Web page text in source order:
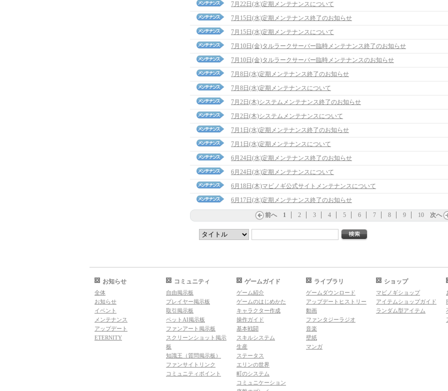
7月22日(水)定期メンテナンスについて
7月15日(水)定期メンテナンス終了のお知らせ
7月15日(水)定期メンテナンスについて
7月10日(金)タルラークサーバー臨時メンテナンス終了のお知らせ
7月10日(金)タルラークサーバー臨時メンテナンスのお知らせ
7月8日(水)定期メンテナンス終了のお知らせ
7月8日(水)定期メンテナンスについて
7月2日(木)システムメンテナンス終了のお知らせ
7月2日(木)システムメンテナンスについて
7月1日(水)定期メンテナンス終了のお知らせ
7月1日(水)定期メンテナンスについて
6月24日(水)定期メンテナンス終了のお知らせ
6月24日(水)定期メンテナンスについて
6月18日(木)マビノギ公式サイトメンテナンスについて
6月17日(水)定期メンテナンス終了のお知らせ
前へ 1 2 3 4 5 6 7 8 9 10 次へ
お知らせ
全体
お知らせ
イベント
メンテナンス
アップデート
ETERNITY
コミュニティ
自由掲示板
プレイヤー掲示板
取引掲示板
ペットAI掲示板
ファンアート掲示板
スクリーンショット掲示
板
知識王（質問掲示板）
ファンサイトリンク
コミュニティポイント
ゲームガイド
ゲーム紹介
ゲームのはじめかた
キャラクター作成
操作ガイド
基本戦闘
スキルシステム
生産
ステータス
エリンの世界
町のシステム
コミュニケーション
ライブラリ
ゲームダウンロード
アップデートヒストリー
動画
ファンタジーラジオ
音楽
壁紙
マンガ
ショップ
マビノギショップ
アイテムショップガイド
ランダム型アイテム